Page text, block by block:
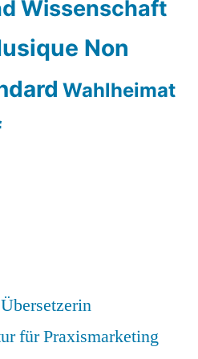
Wissenschaft
Non
Wahlheimat
für Praxismarketing